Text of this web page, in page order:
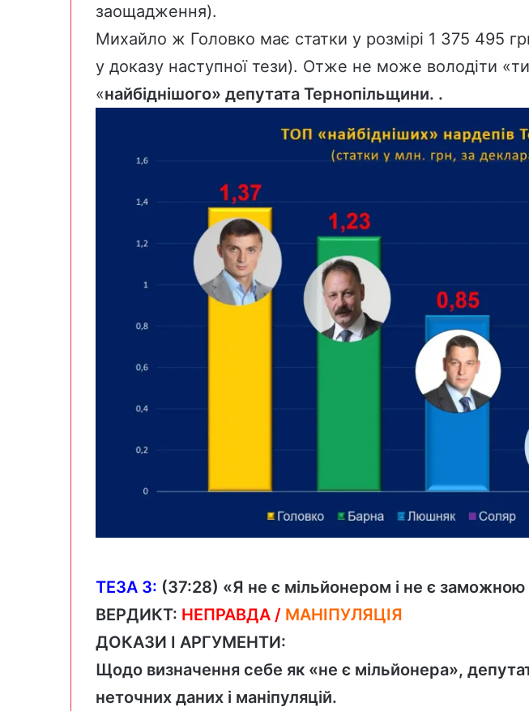
заощадження).
Михайло ж Головко має статки у розмірі 1 375 495
у доказу наступної тези). Отже не може володіти
«найбіднішого» депутата Тернопільщини. .
ТЕЗА 3: (37:28) «Я не є мільйонером і не є
ВЕРДИКТ: НЕПРАВДА / МАНІПУЛЯЦІЯ
ДОКАЗИ І АРГУМЕНТИ:
Щодо визначення себе як «не є мільйонера»,
неточних даних і маніпуляцій.